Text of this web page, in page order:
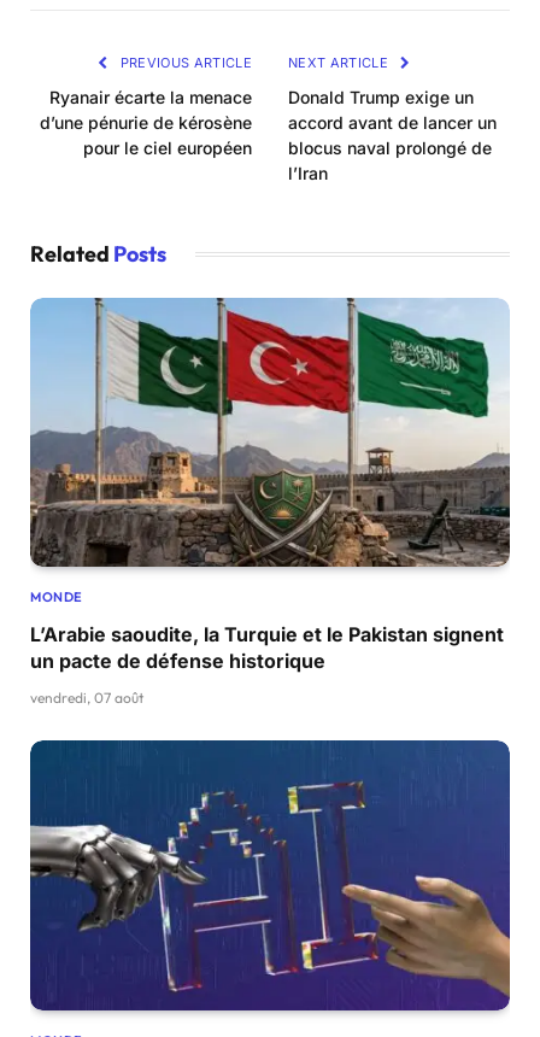
PREVIOUS ARTICLE
Ryanair écarte la menace
d’une pénurie de kérosène
pour le ciel européen
NEXT ARTICLE
Donald Trump exige un
accord avant de lancer un
blocus naval prolongé de
l’Iran
Related Posts
MONDE
L’Arabie saoudite, la Turquie et le Pakistan signent
un pacte de défense historique
vendredi, 07 août